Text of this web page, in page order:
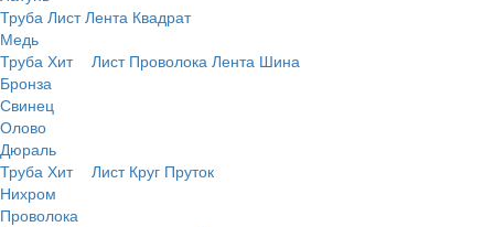
Труба Лист Лента Квадрат
Медь
Труба Хит Лист Проволока Лента Шина
Бронза
Свинец
Олово
Дюраль
Труба Хит Лист Круг Пруток
Нихром
Проволока